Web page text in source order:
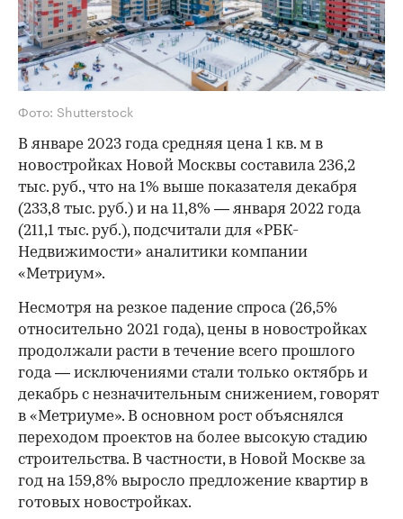
Фото: Shutterstock
В январе 2023 года средняя цена 1 кв. м в
новостройках Новой Москвы составила 236,2
тыс. руб., что на 1% выше показателя декабря
(233,8 тыс. руб.) и на 11,8% — января 2022 года
(211,1 тыс. руб.), подсчитали для «РБК-
Недвижимости» аналитики компании
«Метриум».
Несмотря на резкое падение спроса (26,5%
относительно 2021 года), цены в новостройках
продолжали расти в течение всего прошлого
года — исключениями стали только октябрь и
декабрь с незначительным снижением, говорят
в «Метриуме». В основном рост объяснялся
переходом проектов на более высокую стадию
строительства. В частности, в Новой Москве за
год на 159,8% выросло предложение квартир в
готовых новостройках.